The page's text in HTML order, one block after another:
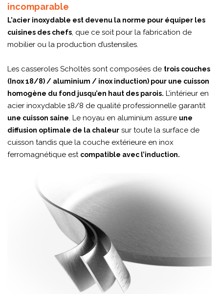
incomparable
L’acier inoxydable est devenu la norme pour équiper les
cuisines des chefs, que ce soit pour la fabrication de
mobilier ou la production d’ustensiles.
Les casseroles Scholtès sont composées de trois couches
(Inox 18/8) / aluminium / inox induction) pour une cuisson
homogène du fond jusqu’en haut des parois. L’intérieur en
acier inoxydable 18/8 de qualité professionnelle garantit
une cuisson saine. Le noyau en aluminium assure une
diffusion optimale de la chaleur sur toute la surface de
cuisson tandis que la couche extérieure en inox
ferromagnétique est compatible avec l’induction.